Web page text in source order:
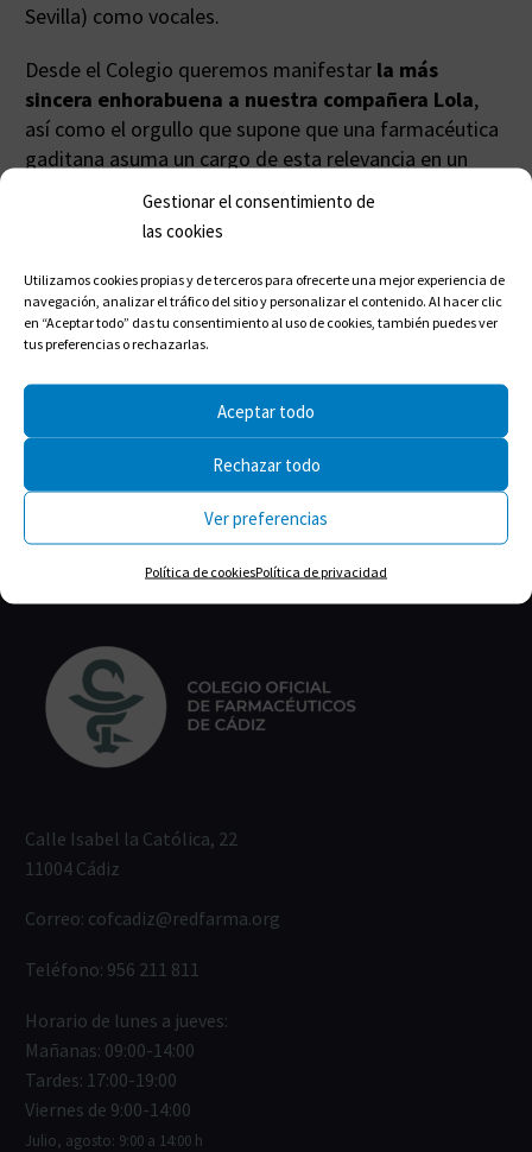
Gestionar el consentimiento de
las cookies
Utilizamos cookies propias y de terceros para ofrecerte una mejor experiencia de
navegación, analizar el tráfico del sitio y personalizar el contenido. Al hacer clic
en “Aceptar todo” das tu consentimiento al uso de cookies, también puedes ver
tus preferencias o rechazarlas.
Aceptar todo
Rechazar todo
Ver preferencias
Política de cookiesPolítica de privacidad
Sevilla) como vocales.
Desde el Colegio queremos manifestar la más
sincera enhorabuena a nuestra compañera Lola,
así como el orgullo que supone que una farmacéutica
gaditana asuma un cargo de esta relevancia en un
colectivo de esta importancia.
Compartir en:
Calle Isabel la Católica, 22
11004 Cádiz
Correo: cofcadiz@redfarma.org
Teléfono: 956 211 811
Horario de lunes a jueves:
Mañanas: 09:00-14:00
Tardes: 17:00-19:00
Viernes de 9:00-14:00
Julio, agosto: 9:00 a 14:00 h